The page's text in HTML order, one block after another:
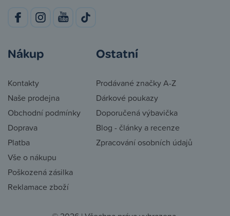
Nákup
Kontakty
Naše prodejna
Obchodní podmínky
Doprava
Platba
Vše o nákupu
Poškozená zásilka
Reklamace zboží
Ostatní
Prodávané značky A-Z
Dárkové poukazy
Doporučená výbavička
Blog - články a recenze
Zpracování osobních údajů